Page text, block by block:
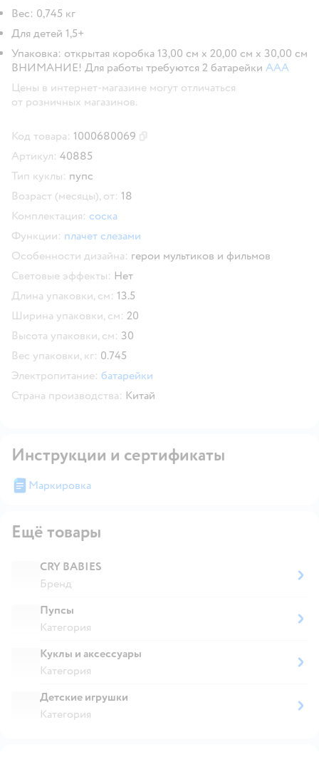
Вес: 0,745 кг
Для детей 1,5+
Упаковка: открытая коробка 13,00 см х 20,00 см х 30,00 см
ВНИМАНИЕ! Для работы требуются 2 батарейки AAA
Цены в интернет-магазине могут отличаться
от розничных магазинов.
Код товара: 1000680069
Артикул: 40885
Тип куклы: пупс
Возраст (месяцы), от: 18
Комплектация: соска
Функции: плачет слезами
Особенности дизайна: герои мультиков и фильмов
Световые эффекты: Нет
Длина упаковки, см: 13.5
Ширина упаковки, см: 20
Высота упаковки, см: 30
Вес упаковки, кг: 0.745
Электропитание: батарейки
Страна производства: Китай
Инструкции и сертификаты
Маркировка
Ещё товары
CRY BABIES
Бренд
Пупсы
Категория
Куклы и аксессуары
Категория
Детские игрушки
Категория